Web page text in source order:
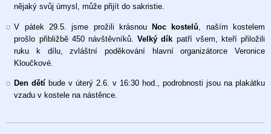
nějaký svůj úmysl, může přijít do sakristie.
V pátek 29.5. jsme prožili krásnou Noc kostelů , naším kostelem
prošlo přibližbě 450 návštěvníků.Velký dík patří všem, kteří přiložili
ruku k dílu, zvláštní poděkování hlavní organizátorce Veronice
Kloučkové.
Den dětí bude v úterý 2.6. v 16:30 hod., podrobnosti jsou na plakátku
vzadu v kostele na nástěnce.